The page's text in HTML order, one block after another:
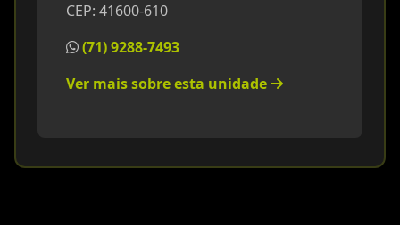
CEP: 41600-610
(71) 9288-7493
Ver mais sobre esta unidade